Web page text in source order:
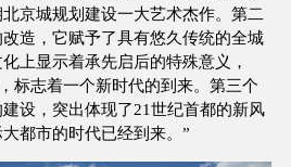
京城规划建设一大艺术杰作。第二
造，它赋予了具有悠久传统的全城
上显示着承先启后的特殊意义，
标志着一个新时代的到来。第三个
设，突出体现了21世纪首都的新风
都市的时代已经到来。”